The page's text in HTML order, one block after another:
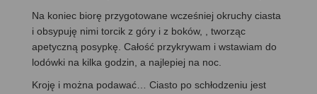
Na koniec biorę przygotowane wcześniej okruchy ciasta
i obsypuję nimi torcik z góry i z boków, , tworząc
apetyczną posypkę. Całość przykrywam i wstawiam do
lodówki na kilka godzin, a najlepiej na noc.
Kroję i można podawać… Ciasto po schłodzeniu jest